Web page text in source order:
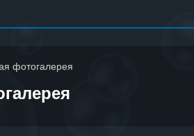
фотогалерея